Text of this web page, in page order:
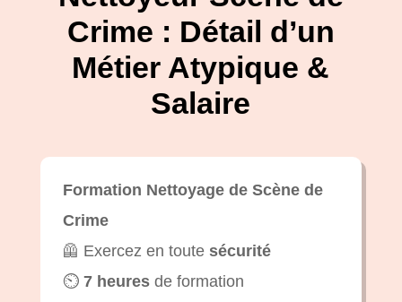
Crime : Détail d’un
Métier Atypique &
Salaire
Formation Nettoyage de Scène de
Crime
🦺 Exercez en toute sécurité
⏲️ 7 heuresde formation